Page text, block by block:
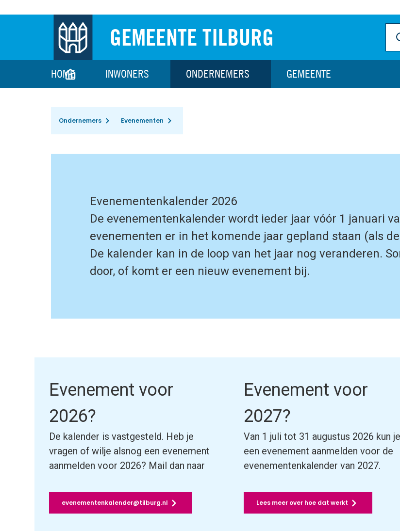
GEMEENTE TILBURG
HOME INWONERS ONDERNEMERS GEMEENTE
Ondernemers Evenementen
Evenementenkalender 2026
De evenementenkalender wordt ieder jaar vóór 1 januari
evenementen er in het komende jaar gepland staan (als
De kalender kan in de loop van het jaar nog veranderen.
door, of komt er een nieuw evenement bij.
Evenement voor
2026?
De kalender is vastgesteld. Heb je
vragen of wilje alsnog een evenement
aanmelden voor 2026? Mail dan naar
evenementenkalender@tilburg.nl
Evenement voor
2027?
Van 1 juli tot 31 augustus 2026 kun je
een evenement aanmelden voor de
evenementenkalender van 2027.
Lees meer over hoe dat werkt